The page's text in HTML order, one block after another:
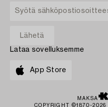
Lataa sovelluksemme
App Store
MAKSA
COPYRIGHT ©1870-2026